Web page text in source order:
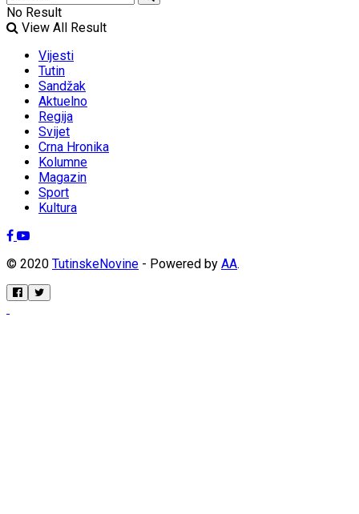
No Result
View All Result
Vijesti
Tutin
Sandžak
Aktuelno
Regija
Svijet
Crna Hronika
Kolumne
Magazin
Sport
Kultura
© 2020 TutinskeNovine - Powered by AA.